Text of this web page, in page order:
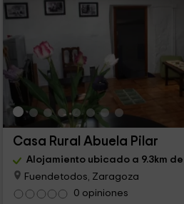
Casa Rural Abuela Pilar
Alojamiento ubicado a 9.3km
Fuendetodos, Zaragoza
0 opiniones